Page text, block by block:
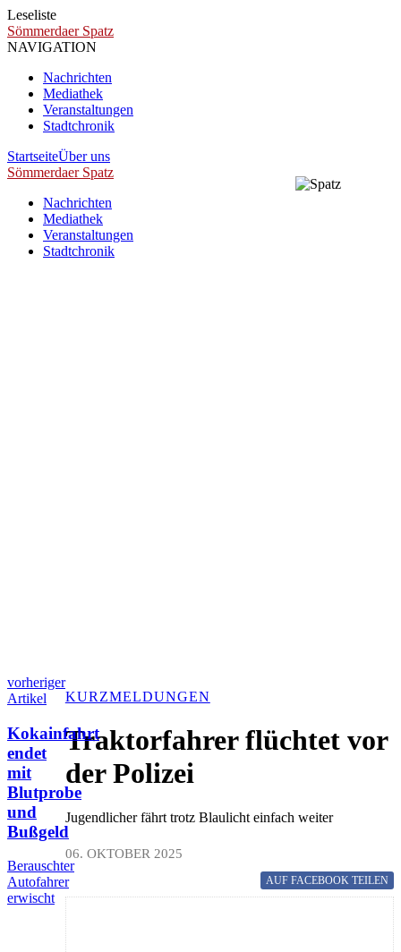
Leseliste
Sömmerdaer Spatz
NAVIGATION
Nachrichten
Mediathek
Veranstaltungen
Stadtchronik
StartseiteÜber uns
Sömmerdaer Spatz
Nachrichten
Mediathek
Veranstaltungen
Stadtchronik
vorheriger
Artikel
Kokainfahrt
endet
mit
Blutprobe
und
Bußgeld
Berauschter
Autofahrer
erwischt
KURZMELDUNGEN
Traktorfahrer flüchtet vor
der Polizei
Jugendlicher fährt trotz Blaulicht einfach weiter
06. OKTOBER 2025
AUF FACEBOOK TEILEN